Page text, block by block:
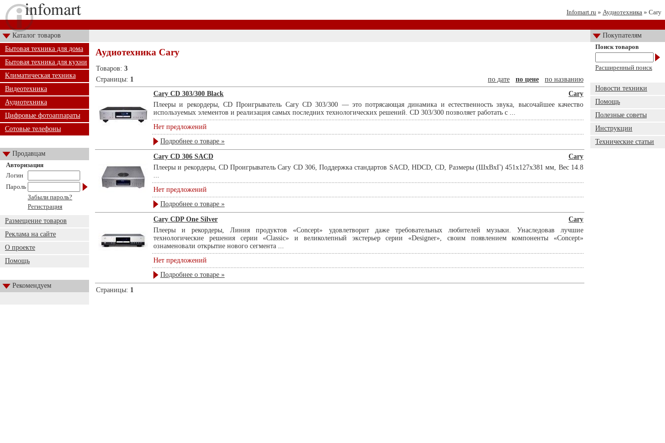
Infomart.ru » Аудиотехника » Cary
Каталог товаров
Покупателям
Бытовая техника для дома
Бытовая техника для кухни
Климатическая техника
Видеотехника
Аудиотехника
Цифровые фотоаппараты
Сотовые телефоны
Продавцам
Авторизация
Логин
Пароль
Забыли пароль?
Регистрация
Размещение товаров
Реклама на сайте
О проекте
Помощь
Рекомендуем
Аудиотехника Cary
Товаров: 3
Страницы: 1 по дате по цене
по названию
Cary CD 303/300 Black
Cary
Плееры и рекордеры, CD Проигрыватель Cary CD 303/300 — это потрясающая динамика и естественность звука, высочайшее качество
используемых элементов и реализация самых последних технологических решений. CD 303/300 позволяет работать с ...
Нет предложений
Подробнее о товаре »
Cary CD 306 SACD
Cary
Плееры и рекордеры, CD Проигрыватель Cary CD 306, Поддержка стандартов SACD, HDCD, CD, Размеры (ШхВхГ) 451x127x381 мм, Вес 14.8
...
Нет предложений
Подробнее о товаре »
Cary CDP One Silver
Cary
Плееры и рекордеры, Линия продуктов «Concept» удовлетворит даже требовательных любителей музыки. Унаследовав лучшие
технологические решения серии «Classic» и великолепный экстерьер серии «Designer», своим появлением компоненты «Concept»
ознаменовали открытие нового сегмента ...
Нет предложений
Подробнее о товаре »
Страницы: 1
Поиск товаров
Расширенный поиск
Новости техники
Помощь
Полезные советы
Инструкции
Технические статьи